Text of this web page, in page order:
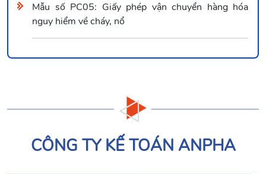
Mẫu số PC05: Giấy phép vận chuyển hàng hóa
nguy hiểm về cháy, nổ
CÔNG TY KẾ TOÁN ANPHA